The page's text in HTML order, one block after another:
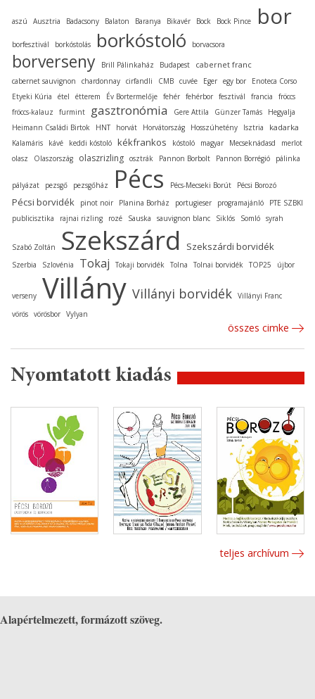
aszú Ausztria Badacsony Balaton Baranya Bikavér Bock Bock Pince bor
borfesztivál borkóstolás borkóstoló borvacsora
borverseny Brill Pálinkaház Budapest cabernet franc
cabernet sauvignon chardonnay cirfandli CMB cuvée Eger egy bor
Enoteca Corso
Etyeki Kúria
étel étterem Év Bortermelője fehér fehérbor fesztivál francia
fröccs
fröccs-kalauz
furmint gasztronómia Gere Attila Günzer Tamás
Hegyalja
Heimann Családi Birtok
HNT horvát Horvátország Hosszúhetény Isztria kadarka
Kalamáris kávé keddi kóstoló kékfrankos kóstoló magyar Mecseknádasd
merlot
olasz
Olaszország olaszrizling osztrák Pannon Borbolt Pannon Borrégió pálinka
pályázat pezsgő pezsgőház Pécs Pécs-Mecseki Borút Pécsi Borozó
Pécsi borvidék pinot noir Planina Borház portugieser programajánló
PTE SZBKI
publicisztika
rajnai rizling rozé Sauska sauvignon blanc Siklós Somló syrah
Szabó Zoltán Szekszárd Szekszárdi borvidék
Szerbia Szlovénia Tokaj Tokaji borvidék Tolna Tolnai borvidék TOP25 újbor
verseny Villány Villányi borvidék Villányi Franc
vörös vörösbor Vylyan
összes cimke
Nyomtatott kiadás
teljes archívum
Alapértelmezett, formázott szöveg.